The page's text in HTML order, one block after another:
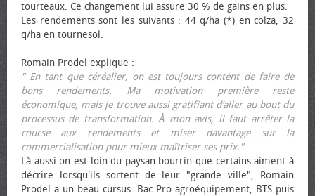
tourteaux. Ce changement lui assure 30 % de gains en plus.
Les rendements sont les suivants : 44 q/ha (*) en colza, 32
q/ha en tournesol.
Romain Prodel explique :
" En tant que céréalier, on est toujours content de faire de
bons rendements. Ma motivation première reste
économique, mais je trouve aussi gratifiant d’aller au bout du
processus de transformation. À mon avis, il faut arrêter la
course aux rendements et miser davantage sur la
commercialisation pour mieux maîtriser ses prix."
Là aussi on est loin du paysan bourrin que certains aiment à
décrire lorsqu'ils sortent de leur "grande ville", Romain
Prodel a un beau cursus. Bac Pro agroéquipement, BTS puis